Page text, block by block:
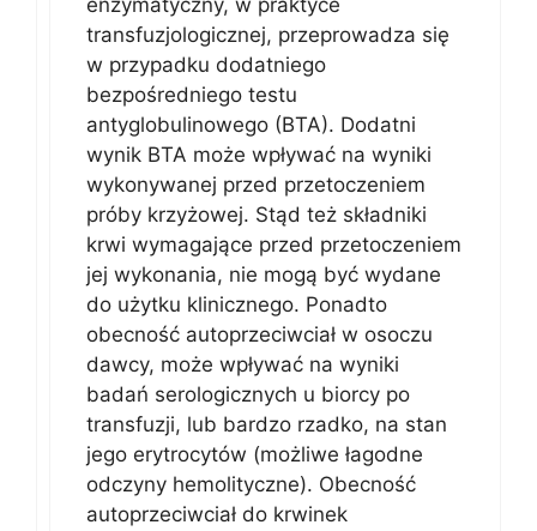
enzymatyczny, w praktyce
transfuzjologicznej, przeprowadza się
w przypadku dodatniego
bezpośredniego testu
antyglobulinowego (BTA). Dodatni
wynik BTA może wpływać na wyniki
wykonywanej przed przetoczeniem
próby krzyżowej. Stąd też składniki
krwi wymagające przed przetoczeniem
jej wykonania, nie mogą być wydane
do użytku klinicznego. Ponadto
obecność autoprzeciwciał w osoczu
dawcy, może wpływać na wyniki
badań serologicznych u biorcy po
transfuzji, lub bardzo rzadko, na stan
jego erytrocytów (możliwe łagodne
odczyny hemolityczne). Obecność
autoprzeciwciał do krwinek